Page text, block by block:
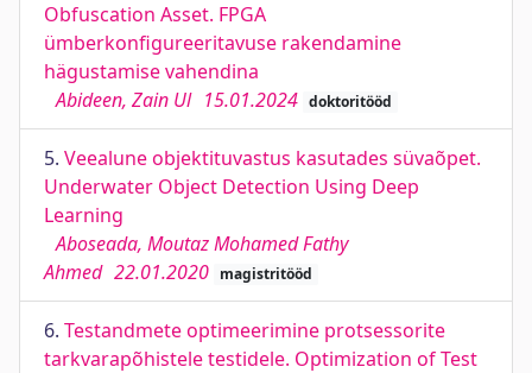
Obfuscation Asset. FPGA
ümberkonfigureeritavuse rakendamine
hägustamise vahendina
Abideen, Zain Ul 15.01.2024 doktoritööd
5. Veealune objektituvastus kasutades süvaõpet.
Underwater Object Detection Using Deep
Learning
Aboseada, Moutaz Mohamed Fathy
Ahmed 22.01.2020 magistritööd
6. Testandmete optimeerimine protsessorite
tarkvarapõhistele testidele. Optimization of Test